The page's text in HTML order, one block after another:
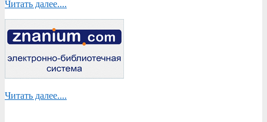
Читать далее....
Читать далее....